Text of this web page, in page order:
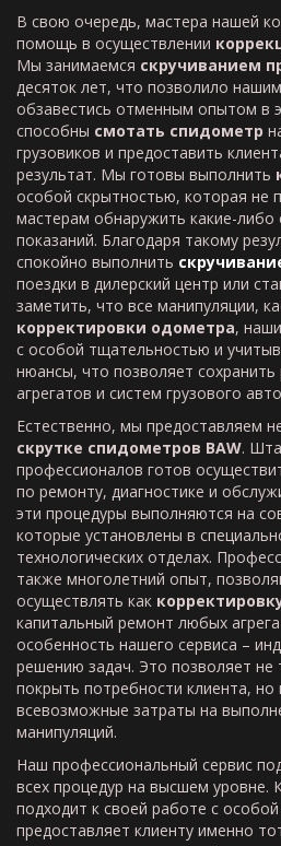
В свою очередь, мастера нашей
помощь в осуществлении
Мы занимаемся скручиванием
десяток лет, что позволило
обзавестись отменным опытом в
способны смотать спидометр
грузовиков и предоставить
результат. Мы готовы выполнить
особой скрытностью, которая не
мастерам обнаружить какие-либо
показаний. Благодаря такому
спокойно выполнить
поездки в дилерский центр или
заметить, что все манипуляции,
корректировки одометра,
с особой тщательностью и
нюансы, что позволяет
агрегатов и систем грузового
Естественно, мы предоставляем
скрутке спидометров BAW.
профессионалов готов
по ремонту, диагностике и
эти процедуры выполняются на
которые установлены в
технологических отделах.
также многолетний опыт,
осуществлять как
капитальный ремонт любых
особенность нашего сервиса –
решению задач. Это позволяет не
покрыть потребности клиента, но
всевозможные затраты на
манипуляций.
Наш профессиональный сервис
всех процедур на высшем уровне.
подходит к своей работе с
предоставляет клиенту именно